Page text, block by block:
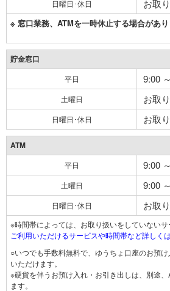
日曜日･休日 お取
※ 窓口業務、ATMを一時休止する場合があり
貯金窓口
平日 9:00
土曜日 お取
日曜日･休日 お取
ATM
平日 9:00
土曜日 9:00
日曜日･休日 お取
※時間帯によっては、お取り扱いをしていないサ
ご利用いただけるサービスや時間帯など詳しく
○いつでも手数料無料で、ゆうちょ口座のお預
いただけます。
※硬貨を伴うお預け入れ・お引き出しは、別途
ます。